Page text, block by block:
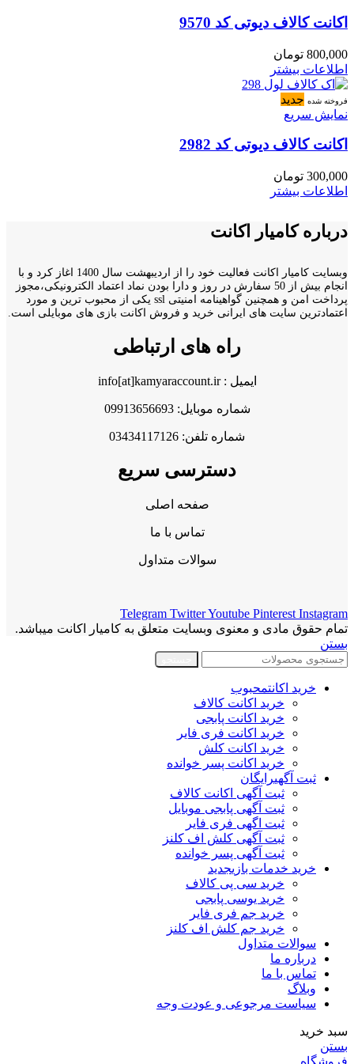
اکانت کالاف دیوتی کد 9570
800,000 تومان
اطلاعات بیشتر
فروخته شده جدید
نمایش سریع
اکانت کالاف دیوتی کد 2982
300,000 تومان
اطلاعات بیشتر
درباره کامیار اکانت
وبسایت کامیار اکانت فعالیت خود را از اردیبهشت سال 1400 اغاز کرد و با
انجام بیش از 50 سفارش در روز و دارا بودن نماد اعتماد الکترونیکی،مجوز
پرداخت امن و همچنین گواهینامه امنیتی ssl یکی از محبوب ترین و مورد
اعتمادترین سایت های ایرانی خرید و فروش اکانت بازی های موبایلی است.
راه های ارتباطی
ایمیل : info[at]kamyaraccount.ir
شماره موبایل: 09913656693
شماره تلفن: 03434117126
دسترسی سریع
صفحه اصلی
تماس با ما
سوالات متداول
Telegram TwitterYoutube Pinterest Instagram
تمام حقوق مادی و معنوی وبسایت متعلق به کامیار اکانت میباشد.
بستن
خرید اکانتمحبوب
خرید اکانت کالاف
خرید اکانت پابجی
خرید اکانت فری فایر
خرید اکانت کلش
خرید اکانت پسر خوانده
ثبت آگهیرایگان
ثبت آگهی اکانت کالاف
ثبت آگهی پابجی موبایل
ثبت اگهی فری فایر
ثبت آگهی کلش اف کلنز
ثبت آگهی پسر خوانده
خرید خدمات بازیجدید
خرید سی پی کالاف
خرید یوسی پابجی
خرید جم فری فایر
خرید جم کلش اف کلنز
سوالات متداول
درباره ما
تماس با ما
وبلاگ
سیاست مرجوعی و عودت وجه
سبد خرید
بستن